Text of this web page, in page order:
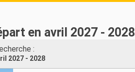
en avril 2027 - 2028
:
2027 - 2028